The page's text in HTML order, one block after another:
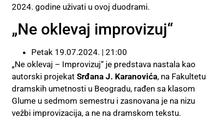
2024. godine uživati u ovoj duodrami.
„Ne oklevaj improvizuj“
Petak 19.07.2024. | 21:00
„Ne oklevaj – Improvizuj“ je predstava nastala kao
autorski projekat Srđana J. Karanovića, na Fakultetu
dramskih umetnosti u Beogradu, rađen sa klasom
Glume u sedmom semestru i zasnovana je na nizu
vežbi improvizacija, a ne na dramskom tekstu.